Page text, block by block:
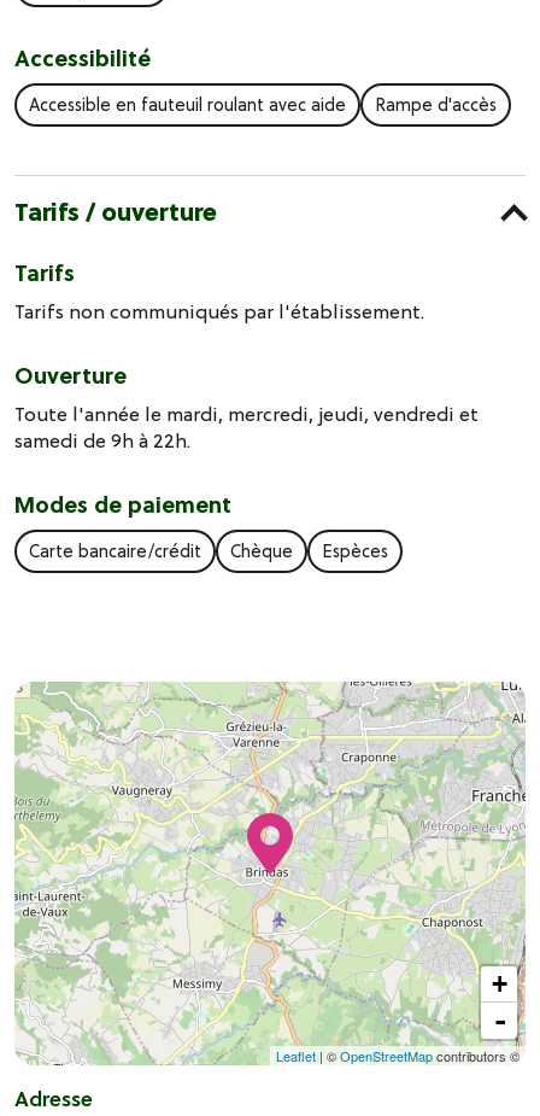
Accessibilité
Accessible en fauteuil roulant avec aide Rampe d'accès
Tarifs / ouverture
Tarifs
Tarifs non communiqués par l'établissement.
Ouverture
Toute l'année le mardi, mercredi, jeudi, vendredi et
samedi de 9h à 22h.
Modes de paiement
Carte bancaire/crédit Chèque Espèces
+
-
Leaflet | ©OpenStreetMapcontributors ©
Adresse